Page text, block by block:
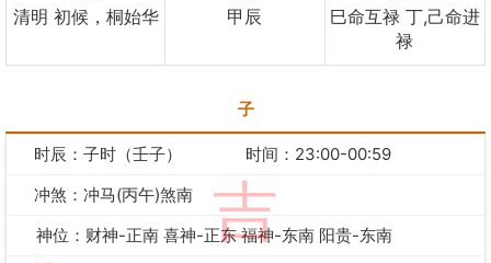
清明 初候，桐始华
甲辰
巳命互禄 丁,己命进
禄
子
吉
时辰：子时（壬子）
时间：23:00-00:59
冲煞：冲马(丙午)煞南
神位：财神-正南 喜神-正东 福神-东南 阳贵-东南